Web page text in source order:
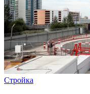
Стройка